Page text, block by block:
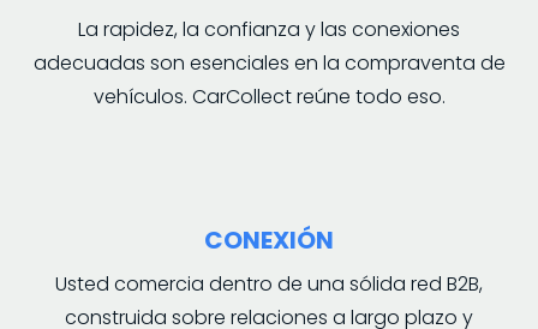
La rapidez, la confianza y las conexiones
adecuadas son esenciales en la compraventa de
vehículos. CarCollect reúne todo eso.
CONEXIÓN
Usted comercia dentro de una sólida red B2B,
construida sobre relaciones a largo plazo y